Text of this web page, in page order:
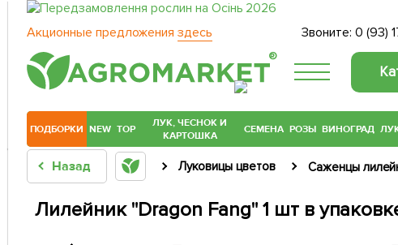
Акционные предложения здесь Звоните:0 (93)
®
ПОДБОРКИ NEW TOP
ЛУК, ЧЕСНОК И
КАРТОШКА
СЕМЕНА РОЗЫ ВИНОГРАД
Назад Луковицы цветов Саженцы
Лилейник "Dragon Fang" 1 шт в